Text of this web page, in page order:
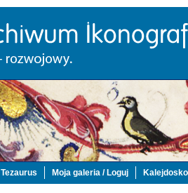
Tezaurus Moja galeria / Loguj